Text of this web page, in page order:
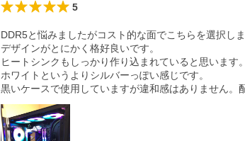
5
DDR5と悩みましたがコスト的な面でこちらを選択しま
デザインがとにかく格好良いです。
ヒートシンクもしっかり作り込まれていると思います
ホワイトというよりシルバーっぽい感じです。
黒いケースで使用していますが違和感はありません。